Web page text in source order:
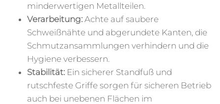
minderwertigen Metallteilen.
Verarbeitung: Achte auf saubere
Schweißnähte und abgerundete Kanten, die
Schmutzansammlungen verhindern und die
Hygiene verbessern.
Stabilität: Ein sicherer Standfuß und
rutschfeste Griffe sorgen für sicheren Betrieb
auch bei unebenen Flächen im